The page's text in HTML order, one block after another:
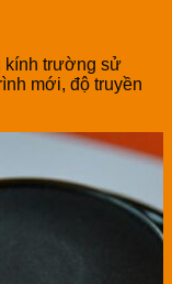
kính trường sử
mới, độ truyền